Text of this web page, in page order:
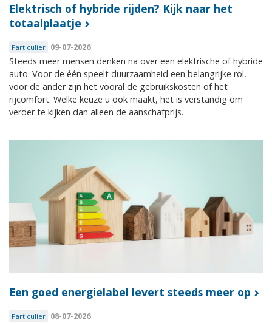
Elektrisch of hybride rijden? Kijk naar het
totaalplaatje
Particulier 09-07-2026
Steeds meer mensen denken na over een elektrische of hybride
auto. Voor de één speelt duurzaamheid een belangrijke rol,
voor de ander zijn het vooral de gebruikskosten of het
rijcomfort. Welke keuze u ook maakt, het is verstandig om
verder te kijken dan alleen de aanschafprijs.
Een goed energielabel levert steeds meer op
Particulier 08-07-2026